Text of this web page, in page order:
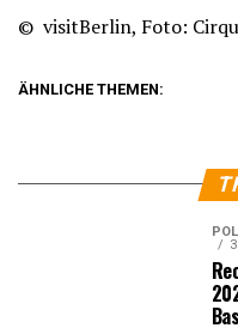
© visitBerlin, Foto:
ÄHNLICHE THEMEN: